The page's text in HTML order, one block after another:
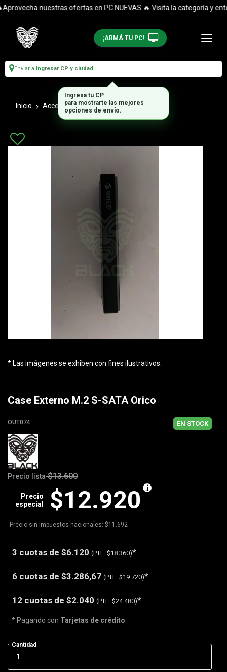
nuestras ofertas en PC NUEVAS 🔥 Visita la categoría y
¡ARMÁ TU PC!
Enviar a Ingresar CP y ciudad
Inicio Accesorios_1 Case Externo
* Las imágenes se exhiben con fines ilustrativos.
Case Externo M.2 S-SATA Orico
OUT074 EN STOCK
Precio lista $13.600
$12.920
Precio
especial
Precio sin impuestos nacionales: $11.692
3 cuotas de $6.120 (PTF: $18.360)*
6 cuotas de $3.286,67 (PTF: $19.720)*
12 cuotas de $2.040 (PTF: $24.480)*
* Pagando con Tarjetas de crédito.
Cantidad
Ingresa tu CP
para mostrarte las mejores
opciones de envío.